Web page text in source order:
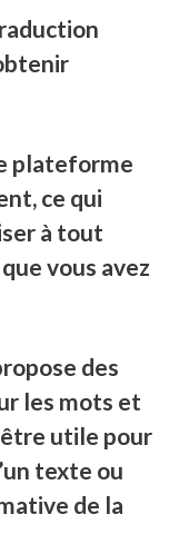
plateforme
ce qui
à tout
vous avez
des
les mots et
utile pour
texte ou
de la